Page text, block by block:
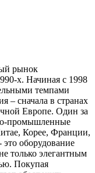
рынок
х. Начиная с 1998
темпами
– сначала в странах
Европе. Один за
промышленные
Корее, Франции,
оборудование
только элегантным
Покупая